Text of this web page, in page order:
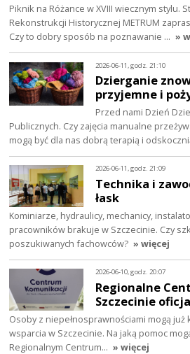
Piknik na Różance w XVIII wiecznym stylu.
Rekonstrukcji Historycznej METRUM
Czy to dobry sposób na poznawanie … »
2026-06-11, godz. 21:10
Dzierganie
przyjemne i
Przed nami Dzień
Publicznych. Czy zajęcia manualne
mogą być dla nas dobrą terapią i
2026-06-11, godz. 21:09
Technika i
łask
Kominiarze, hydraulicy, mechanicy,
pracowników brakuje w Szczecinie. Czy
poszukiwanych fachowców? » więcej
2026-06-10, godz. 20:07
Regionalne
Szczecinie
Osoby z niepełnosprawnościami mogą
wsparcia w Szczecinie. Na jaką pomoc
Regionalnym Centrum… » więcej